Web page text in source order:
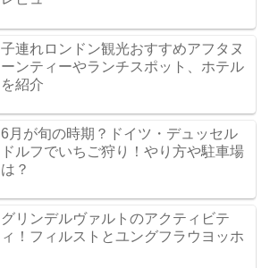
子連れロンドン観光おすすめアフタヌ
ーンティーやランチスポット、ホテル
を紹介
6月が旬の時期？ドイツ・デュッセル
ドルフでいちご狩り！やり方や駐車場
は？
グリンデルヴァルトのアクティビテ
ィ！フィルストとユングフラウヨッホ